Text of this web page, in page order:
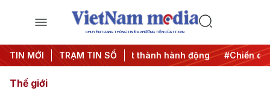
CHUYÊN TRANG THÔNG TIN ĐA PHƯƠNG TIỆN CỦA TTXVN
TIN MỚI TRẠM TIN SỐ
#Đưa Nghị quyết thành hành động #Chiến dịch 500
Thế giới